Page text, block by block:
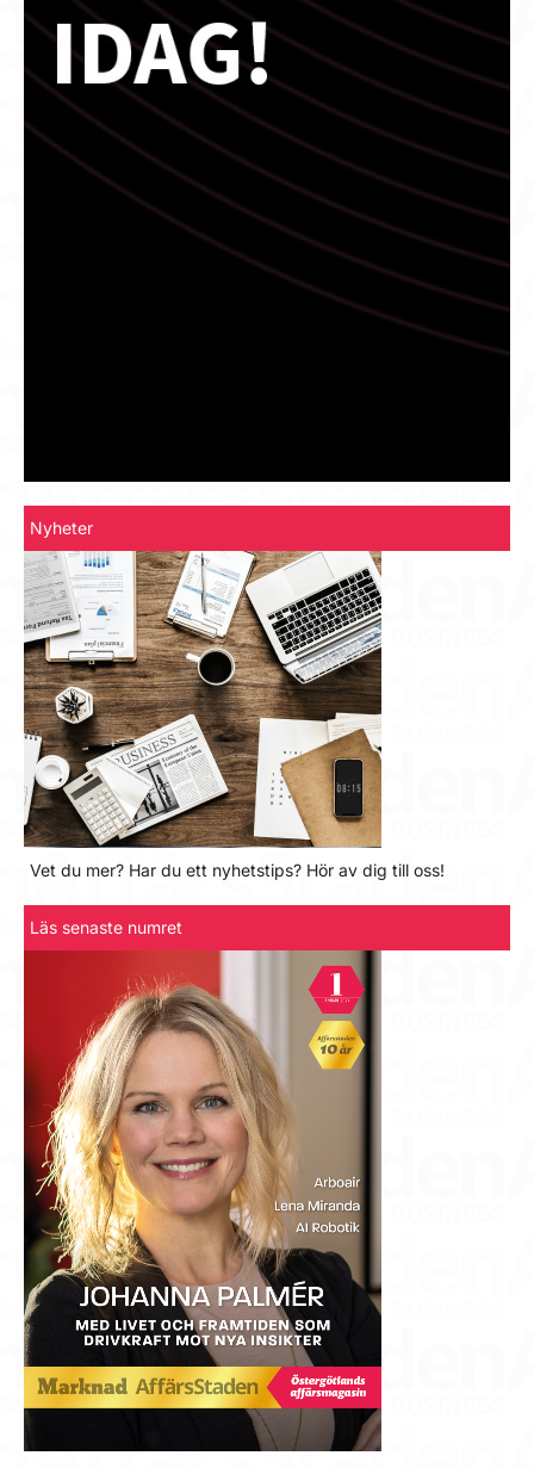
Nyheter
Vet du mer? Har du ett nyhetstips? Hör av dig till oss!
Läs senaste numret